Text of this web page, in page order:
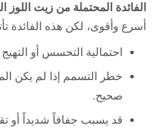
الفائدة المحتملة من زيت اللوز
أسرع وأقوى، لكن هذه الفائدة
احتمالية التحسس أو
خطر التسمم إذا لم يكن
صحيح.
قد يسبب جفافاً شديداً أو